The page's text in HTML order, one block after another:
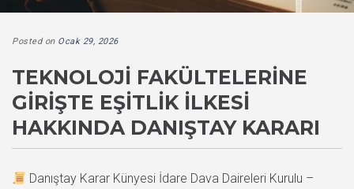
Posted on Ocak 29, 2026
TEKNOLOJI FAKÜLTELERINE
GIRIŞTE EŞITLIK İLKESI
HAKKINDA DANIŞTAY KARARI
Danıştay Karar Künyesi İdare Dava Daireleri Kurulu –